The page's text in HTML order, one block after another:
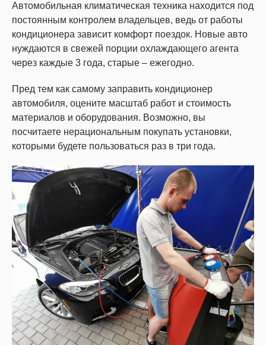
Автомобильная климатическая техника находится под
постоянным контролем владельцев, ведь от работы
кондиционера зависит комфорт поездок. Новые авто
нуждаются в свежей порции охлаждающего агента
через каждые 3 года, старые – ежегодно.
Пред тем как самому заправить кондиционер
автомобиля, оцените масштаб работ и стоимость
материалов и оборудования. Возможно, вы
посчитаете нерациональным покупать установки,
которыми будете пользоваться раз в три года.